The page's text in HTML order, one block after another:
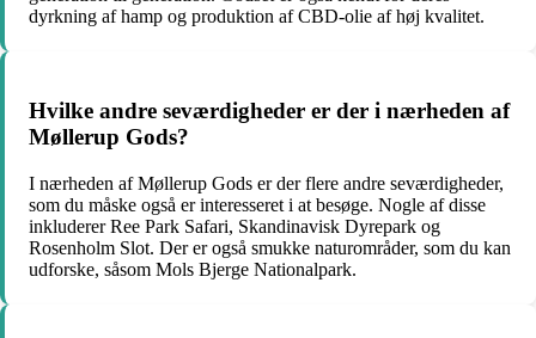
dyrkning af hamp og produktion af CBD-olie af høj kvalitet.
Hvilke andre seværdigheder er der i nærheden af
Møllerup Gods?
I nærheden af Møllerup Gods er der flere andre seværdigheder,
som du måske også er interesseret i at besøge. Nogle af disse
inkluderer Ree Park Safari, Skandinavisk Dyrepark og
Rosenholm Slot. Der er også smukke naturområder, som du kan
udforske, såsom Mols Bjerge Nationalpark.